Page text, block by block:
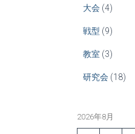
大会(4)
戦型 (9)
教室 (3)
研究会(18)
2026年8月